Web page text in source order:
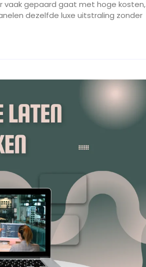
vaak gepaard gaat met hoge kosten,
dezelfde luxe uitstraling zonder